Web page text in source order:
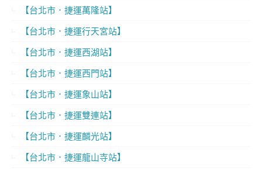
【台北市．捷運萬隆站】
【台北市．捷運行天宮站】
【台北市．捷運西湖站】
【台北市．捷運西門站】
【台北市．捷運象山站】
【台北市．捷運雙連站】
【台北市．捷運麟光站】
【台北市．捷運龍山寺站】